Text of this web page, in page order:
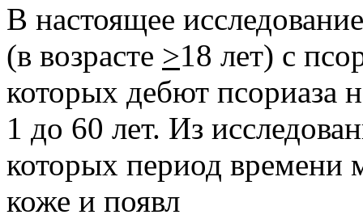
В настоящее
(в возрасте >18 лет) с
которых дебют псориаза
1 до 60 лет. Из
которых период времени
коже и появл